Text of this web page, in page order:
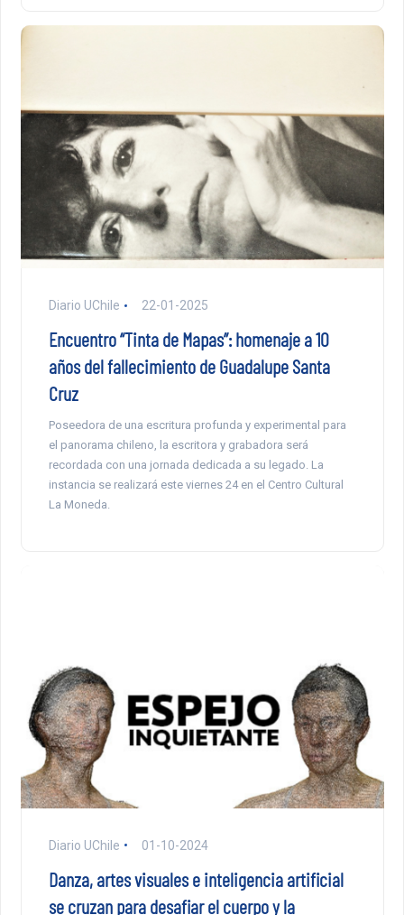
Diario UChile 22-01-2025
Encuentro “Tinta de Mapas”: homenaje a 10
años del fallecimiento de Guadalupe Santa
Cruz
Poseedora de una escritura profunda y experimental para
el panorama chileno, la escritora y grabadora será
recordada con una jornada dedicada a su legado. La
instancia se realizará este viernes 24 en el Centro Cultural
La Moneda.
Diario UChile 01-10-2024
Danza, artes visuales e inteligencia artificial
se cruzan para desafiar el cuerpo y la